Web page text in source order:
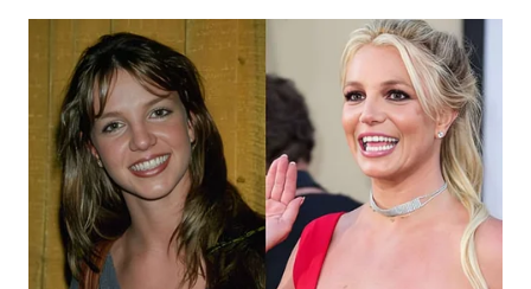
WN
MADURA
WN
SURABAYA
WN
NATUNA